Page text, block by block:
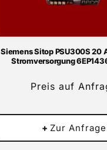
Siemens Sitop PSU300S 20
Stromversorgung
Preis auf
+ Zur Anfrage